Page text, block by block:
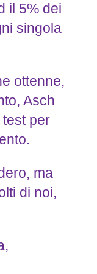
il 5% dei
singola
ottenne,
Asch
per
ma
di noi,